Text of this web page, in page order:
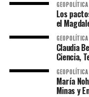
Los
el
Claudia
Ciencia,
María
Minas y